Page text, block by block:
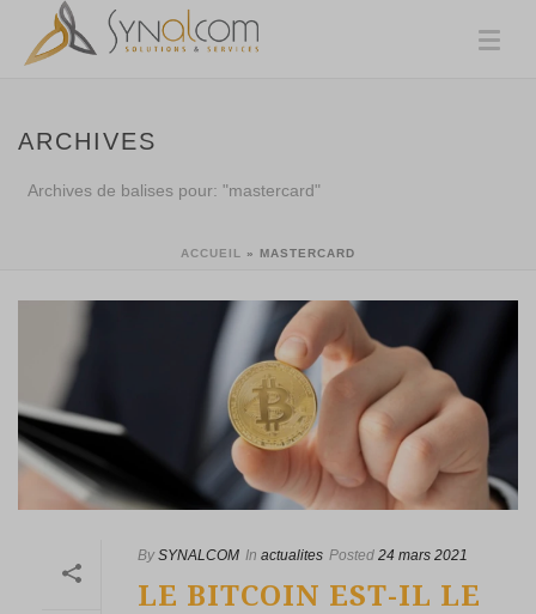
ARCHIVES
Archives de balises pour: "mastercard"
ACCUEIL » MASTERCARD
By SYNALCOM In actualites Posted 24 mars 2021
LE BITCOIN EST-IL LE